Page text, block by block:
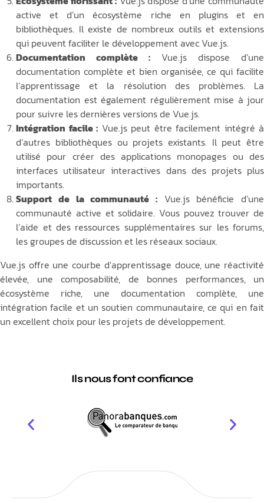
active et d’un écosystème riche en plugins et en
bibliothèques. Il existe de nombreux outils et extensions
qui peuvent faciliter le développement avec Vue.js.
Documentation complète : Vue.js dispose d’une
documentation complète et bien organisée, ce qui facilite
l’apprentissage et la résolution des problèmes. La
documentation est également régulièrement mise à jour
pour suivre les dernières versions de Vue.js.
Intégration facile : Vue.js peut être facilement intégré à
d’autres bibliothèques ou projets existants. Il peut être
utilisé pour créer des applications monopages ou des
interfaces utilisateur interactives dans des projets plus
importants.
Support de la communauté :Vue.js bénéficie d’une
communauté active et solidaire. Vous pouvez trouver de
l’aide et des ressources supplémentaires sur les forums,
les groupes de discussion et les réseaux sociaux.
Vue.js offre une courbe d’apprentissage douce, une réactivité
élevée, une composabilité, de bonnes performances, un
écosystème riche, une documentation complète, une
intégration facile et un soutien communautaire, ce qui en fait
un excellent choix pour les projets de développement.
Ils nous font confiance